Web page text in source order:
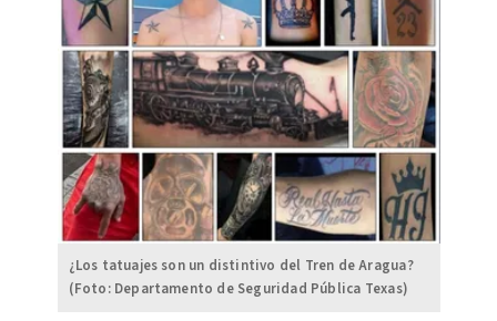
¿Los tatuajes son un distintivo del Tren de Aragua?
(Foto: Departamento de Seguridad Pública Texas)